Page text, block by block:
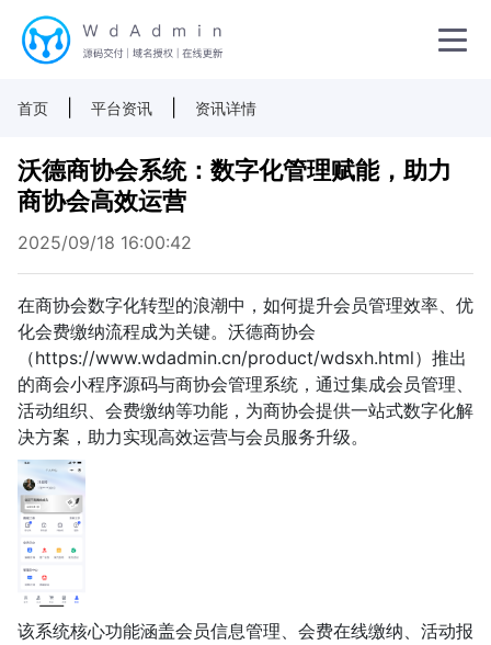
首页 平台资讯 资讯详情
沃德商协会系统：数字化管理赋能，助力
商协会高效运营
2025/09/18 16:00:42
在商协会数字化转型的浪潮中，如何提升会员管理效率、优
化会费缴纳流程成为关键。沃德商协会
（https://www.wdadmin.cn/product/wdsxh.html）推出
的商会小程序源码与商协会管理系统，通过集成会员管理、
活动组织、会费缴纳等功能，为商协会提供一站式数字化解
决方案，助力实现高效运营与会员服务升级。
该系统核心功能涵盖会员信息管理、会费在线缴纳、活动报